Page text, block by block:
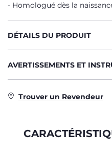
Homologué dès la
DÉTAILS DU PRODUIT
AVERTISSEMENTS ET
Trouver un Revendeur